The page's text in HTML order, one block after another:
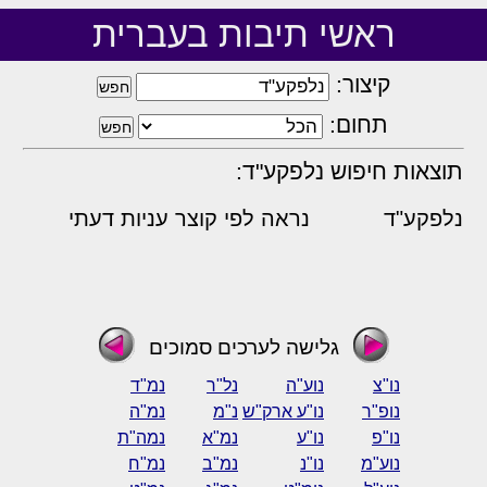
ראשי תיבות בעברית
קיצור:
תחום:
תוצאות חיפוש נלפקע"ד:
נלפקע"ד נראה לפי קוצר עניות דעתי
גלישה לערכים סמוכים
נו"צ נוע"ה נל"ר
נמ"ד
נופ"ר
נו"ע ארק"ש נ"מ
נמ"ה
נו"פ
נו"ע נמ"א
נמה"ת
נוע"מ
נו"נ נמ"ב
נמ"ח